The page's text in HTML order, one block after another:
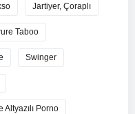
Jartiyer, Çoraplı
Taboo
Swinger
Altyazılı Porno